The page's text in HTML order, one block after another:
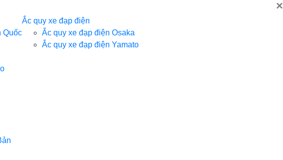
×
Quốc
Ắc quy xe đạp điện
Ắc quy xe đạp điện Osaka
Ắc quy xe đạp điện Yamato